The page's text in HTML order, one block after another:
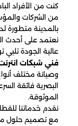
كنت من الأفراد
من الشركات
بالمدينة متطورة
نعتمد على أحدث
عالية الجودة
فني شبكات
وصيانة مختلف
البصرية فائقة
الموثوقة.
نقدم خدماتنا
مع تصميم حلول